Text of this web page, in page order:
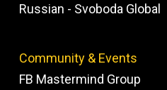
Russian - Svoboda Global
Community & Events
FB Mastermind Group